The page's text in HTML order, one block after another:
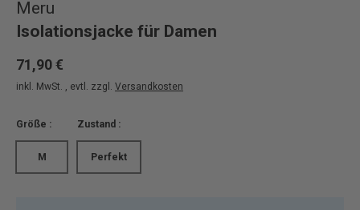
Meru
Isolationsjacke für Damen
71,90 €
inkl. MwSt. , evtl. zzgl. Versandkosten
Größe :
M
Zustand :
Perfekt